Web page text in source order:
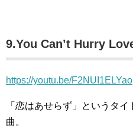
9.You Can’t Hurry
https://youtu.be/F2NUI1ELYao
「恋はあせらず」というタ
曲。